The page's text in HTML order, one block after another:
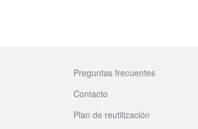
Preguntas frecuentes
Contacto
Plan de reutilización